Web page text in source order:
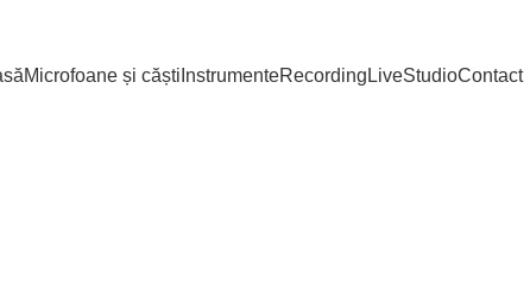
Microfoane și căști InstrumenteRecording LiveStudioContact